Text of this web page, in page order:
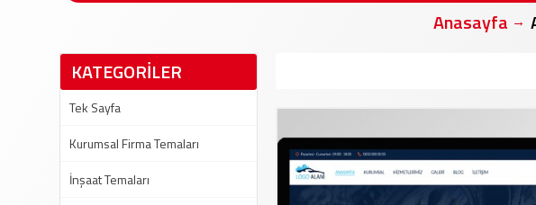
Anasayfa
KATEGORİLER
Tek Sayfa
Kurumsal Firma Temaları
İnşaat Temaları